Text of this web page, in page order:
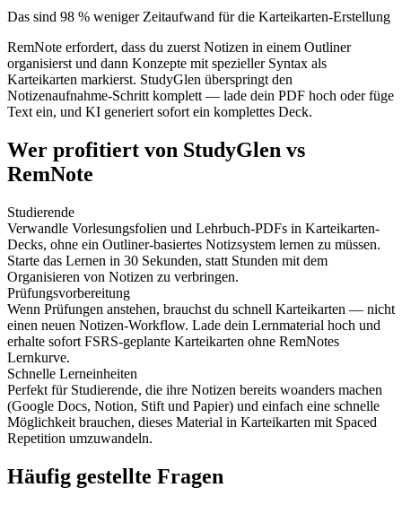
Das sind 98 % weniger Zeitaufwand für die Karteikarten-Erstellung
RemNote erfordert, dass du zuerst Notizen in einem Outliner
organisierst und dann Konzepte mit spezieller Syntax als
Karteikarten markierst. StudyGlen überspringt den
Notizenaufnahme-Schritt komplett — lade dein PDF hoch oder füge
Text ein, und KI generiert sofort ein komplettes Deck.
Wer profitiert von StudyGlen vs
RemNote
Studierende
Verwandle Vorlesungsfolien und Lehrbuch-PDFs in Karteikarten-
Decks, ohne ein Outliner-basiertes Notizsystem lernen zu müssen.
Starte das Lernen in 30 Sekunden, statt Stunden mit dem
Organisieren von Notizen zu verbringen.
Prüfungsvorbereitung
Wenn Prüfungen anstehen, brauchst du schnell Karteikarten — nicht
einen neuen Notizen-Workflow. Lade dein Lernmaterial hoch und
erhalte sofort FSRS-geplante Karteikarten ohne RemNotes
Lernkurve.
Schnelle Lerneinheiten
Perfekt für Studierende, die ihre Notizen bereits woanders machen
(Google Docs, Notion, Stift und Papier) und einfach eine schnelle
Möglichkeit brauchen, dieses Material in Karteikarten mit Spaced
Repetition umzuwandeln.
Häufig gestellte Fragen